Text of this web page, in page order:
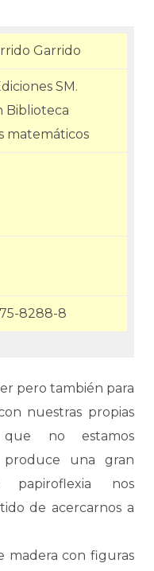
Garrido
SM.
Biblioteca
matemáticos
8288-8
pero también para
nuestras propias
no estamos
produce una gran
papiroflexia nos
de acercarnos a
madera con figuras